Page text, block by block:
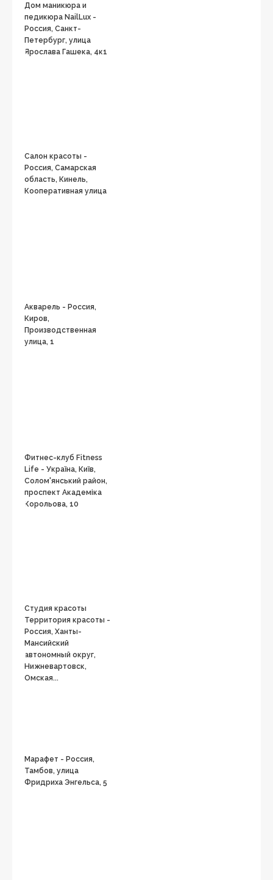
Дом маникюра и
педикюра NailLux -
Россия, Санкт-
Петербург, улица
Ярослава Гашека, 4к1
Салон красоты -
Россия, Самарская
область, Кинель,
Кооперативная улица
Акварель - Россия,
Киров,
Производственная
улица, 1
Фитнес-клуб Fitness
Life - Україна, Київ,
Солом'янський район,
проспект Академіка
Корольова, 10
Студия красоты
Территория красоты -
Россия, Ханты-
Мансийский
автономный округ,
Нижневартовск,
Омская...
Марафет - Россия,
Тамбов, улица
Фридриха Энгельса, 5